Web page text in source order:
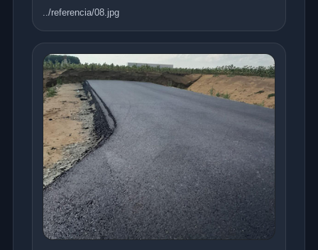
../referencia/08.jpg